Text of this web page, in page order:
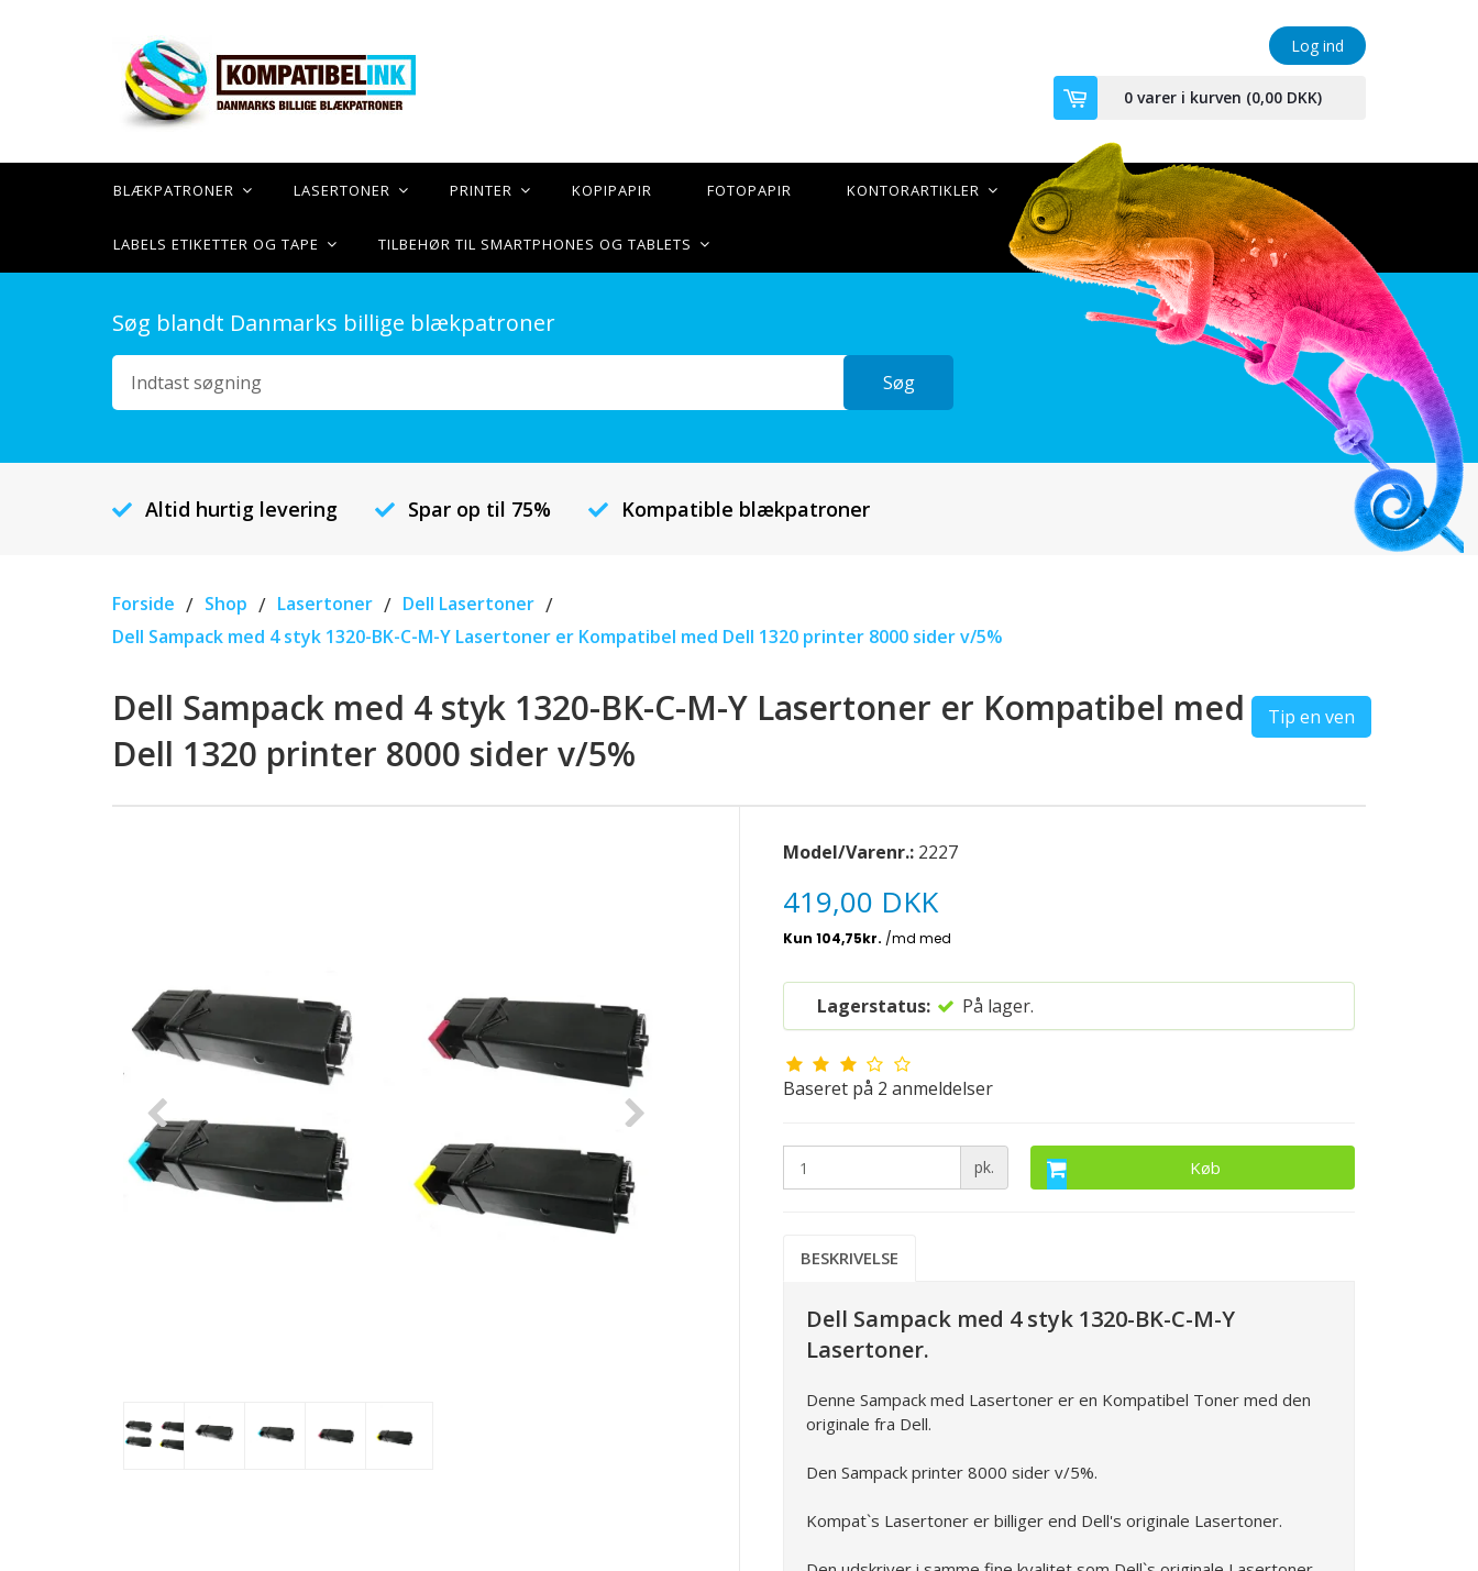
Log ind
0 varer i kurven (0,00 DKK)
BLÆKPATRONER LASERTONER PRINTER KOPIPAPIR FOTOPAPIR KONTORARTIKLER
LABELS ETIKETTER OG TAPE TILBEHØR TIL SMARTPHONES OG TABLETS
Søg blandt Danmarks billige blækpatroner
Søg
Altid hurtig levering Spar op til 75% Kompatible blækpatroner
Forside / Shop / Lasertoner / Dell Lasertoner /
Dell Sampack med 4 styk 1320-BK-C-M-Y Lasertoner er Kompatibel med Dell 1320 printer 8000 sider v/5%
Dell Sampack med 4 styk 1320-BK-C-M-Y Lasertoner er Kompatibel med
Dell 1320 printer 8000 sider v/5%
Tip en ven
Model/Varenr.: 2227
419,00 DKK
Lagerstatus: På lager.
Baseret på 2 anmeldelser
pk. Køb
BESKRIVELSE
Dell Sampack med 4 styk 1320-BK-C-M-Y
Lasertoner.
Denne Sampack med Lasertoner er en Kompatibel Toner med den
originale fra Dell.
Den Sampack printer 8000 sider v/5%.
Kompat`s Lasertoner er billiger end Dell's originale Lasertoner.